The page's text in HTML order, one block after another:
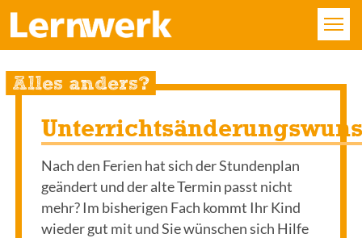
KURSE
ÜBER UNS
Alles anders?
Nach den Ferien hat sich der Stundenplan
geändert und der alte Termin passt nicht
mehr? Im bisherigen Fach kommt Ihr Kind
wieder gut mit und Sie wünschen sich Hilfe